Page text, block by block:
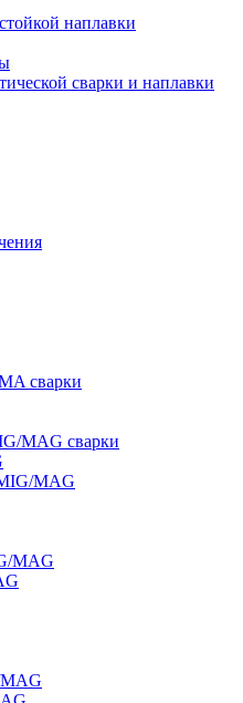
наплавки
сварки и наплавки
сварки
MAG сварки
MAG
MAG